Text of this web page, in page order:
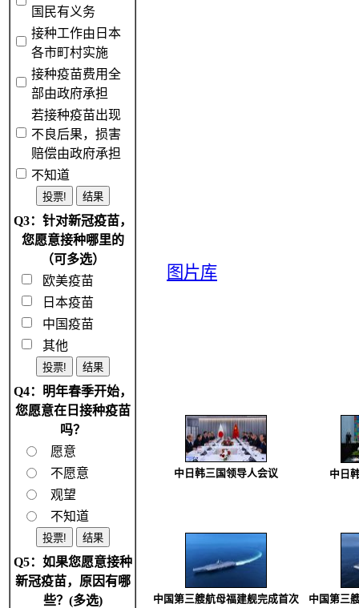
国民有义务
接种工作由日本
各市町村实施
接种疫苗费用全
部由政府承担
若接种疫苗出现
不良后果，损害
赔偿由政府承担
不知道
Q3：针对新冠疫苗，
您愿意接种哪里的
（可多选）
欧美疫苗
日本疫苗
中国疫苗
其他
Q4：明年春季开始，
您愿意在日接种疫苗
吗？
愿意
不愿意
观望
不知道
Q5：如果您愿意接种
新冠疫苗，原因有哪
些？(多选)
图片库
中日韩三国领导人会议 中日
中国第三艘航母福建舰完成首次
中国第三